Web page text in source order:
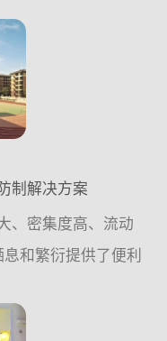
从日常工作中采取
用...
制解决方案
、密集度高、流动
和繁衍提供了便利
的需要从日常工作